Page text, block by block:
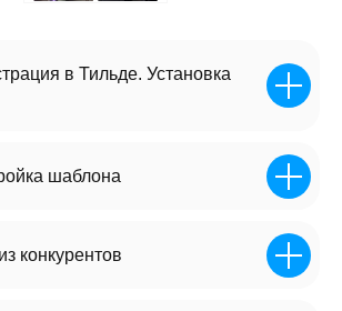
в Тильде. Установка
шаблона
конкурентов